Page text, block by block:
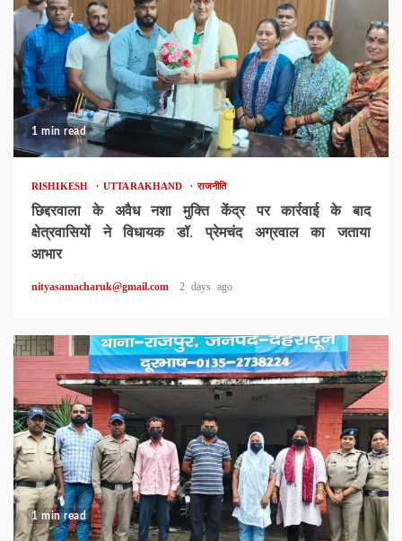
1 min read
RISHIKESH UTTARAKHAND राजनीति
छिद्दरवाला के अवैध नशा मुक्ति केंद्र पर कार्रवाई के बाद
क्षेत्रवासियों ने विधायक डॉ. प्रेमचंद अग्रवाल का जताया
आभार
nityasamacharuk@gmail.com 2 days ago
1 min read